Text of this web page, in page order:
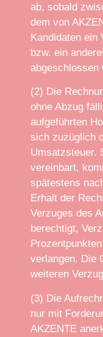
ab, sobald
dem von
Kandidaten ein
bzw. ein
abgeschlossen
(2) Die
ohne Abzug
aufgeführten
sich zuzüglich
Umsatzsteuer.
vereinbart,
spätestens
Erhalt der
Verzuges des
berechtigt,
verlangen. Die
weiteren
(3) Die
nur mit
AKZENTE